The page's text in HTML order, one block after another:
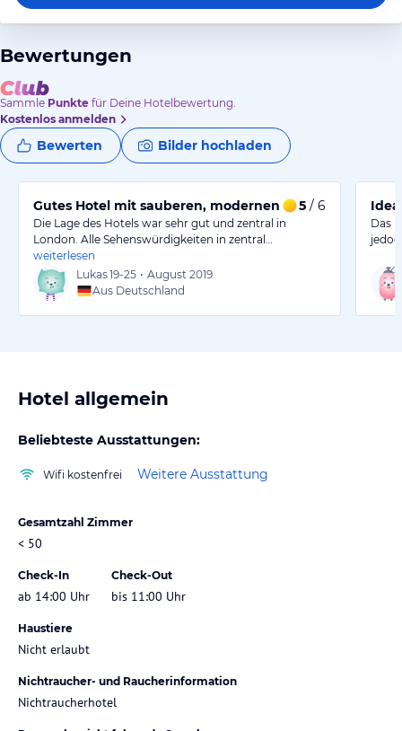
Bewertungen
Sammle Punkte für Deine Hotelbewertung.
Kostenlos anmelden
Bewerten Bilder hochladen
Gutes Hotel mit sauberen, modernen Zimmern
5 / 6
Die Lage des Hotels war sehr gut und zentral in
London. Alle Sehenswürdigkeiten in zentral…
weiterlesen
Lukas19-25 • August 2019
Aus Deutschland
Das
Hotel allgemein
Beliebteste Ausstattungen:
Wifi kostenfrei Weitere Ausstattung
Gesamtzahl Zimmer
< 50
Check-In
ab 14:00 Uhr
Check-Out
bis 11:00 Uhr
Haustiere
Nicht erlaubt
Nichtraucher- und Raucherinformation
Nichtraucherhotel